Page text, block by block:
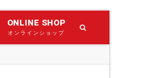
ONLINE SHOP
オンラインショップ